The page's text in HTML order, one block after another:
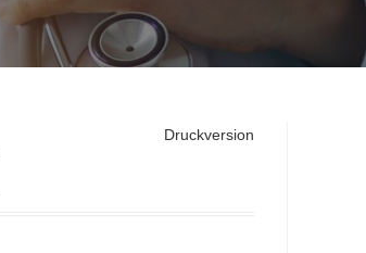
Druckversion